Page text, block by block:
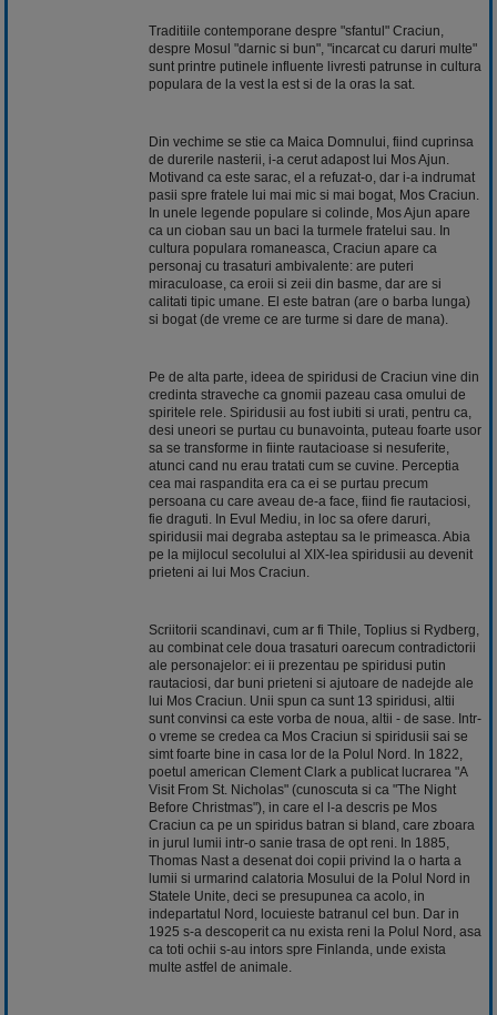
Traditiile contemporane despre "sfantul" Craciun,
despre Mosul "darnic si bun", "incarcat cu daruri multe"
sunt printre putinele influente livresti patrunse in cultura
populara de la vest la est si de la oras la sat.
Din vechime se stie ca Maica Domnului, fiind cuprinsa
de durerile nasterii, i-a cerut adapost lui Mos Ajun.
Motivand ca este sarac, el a refuzat-o, dar i-a indrumat
pasii spre fratele lui mai mic si mai bogat, Mos Craciun.
In unele legende populare si colinde, Mos Ajun apare
ca un cioban sau un baci la turmele fratelui sau. In
cultura populara romaneasca, Craciun apare ca
personaj cu trasaturi ambivalente: are puteri
miraculoase, ca eroii si zeii din basme, dar are si
calitati tipic umane. El este batran (are o barba lunga)
si bogat (de vreme ce are turme si dare de mana).
Pe de alta parte, ideea de spiridusi de Craciun vine din
credinta straveche ca gnomii pazeau casa omului de
spiritele rele. Spiridusii au fost iubiti si urati, pentru ca,
desi uneori se purtau cu bunavointa, puteau foarte usor
sa se transforme in fiinte rautacioase si nesuferite,
atunci cand nu erau tratati cum se cuvine. Perceptia
cea mai raspandita era ca ei se purtau precum
persoana cu care aveau de-a face, fiind fie rautaciosi,
fie draguti. In Evul Mediu, in loc sa ofere daruri,
spiridusii mai degraba asteptau sa le primeasca. Abia
pe la mijlocul secolului al XIX-lea spiridusii au devenit
prieteni ai lui Mos Craciun.
Scriitorii scandinavi, cum ar fi Thile, Toplius si Rydberg,
au combinat cele doua trasaturi oarecum contradictorii
ale personajelor: ei ii prezentau pe spiridusi putin
rautaciosi, dar buni prieteni si ajutoare de nadejde ale
lui Mos Craciun. Unii spun ca sunt 13 spiridusi, altii
sunt convinsi ca este vorba de noua, altii - de sase. Intr-
o vreme se credea ca Mos Craciun si spiridusii sai se
simt foarte bine in casa lor de la Polul Nord. In 1822,
poetul american Clement Clark a publicat lucrarea "A
Visit From St. Nicholas" (cunoscuta si ca "The Night
Before Christmas"), in care el l-a descris pe Mos
Craciun ca pe un spiridus batran si bland, care zboara
in jurul lumii intr-o sanie trasa de opt reni. In 1885,
Thomas Nast a desenat doi copii privind la o harta a
lumii si urmarind calatoria Mosului de la Polul Nord in
Statele Unite, deci se presupunea ca acolo, in
indepartatul Nord, locuieste batranul cel bun. Dar in
1925 s-a descoperit ca nu exista reni la Polul Nord, asa
ca toti ochii s-au intors spre Finlanda, unde exista
multe astfel de animale.